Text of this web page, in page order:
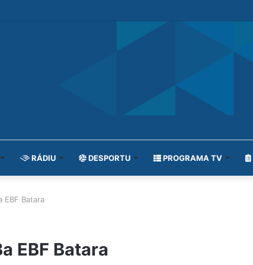
RÁDIU DESPORTU PROGRAMA TV
EBF Batara
EBF Batara